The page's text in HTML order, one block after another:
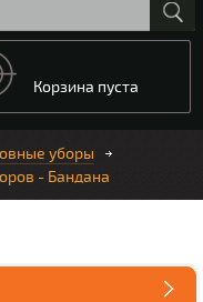
Корзина пуста
уборы
- Бандана